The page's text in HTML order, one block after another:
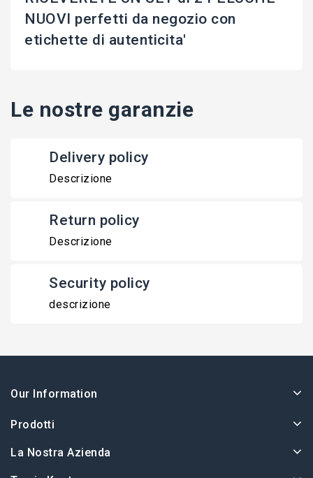
NUOVI perfetti da negozio con
etichette di autenticita'
Le nostre garanzie
Delivery policy
Descrizione
Return policy
Descrizione
Security policy
descrizione
Our Information
Prodotti
La Nostra Azienda